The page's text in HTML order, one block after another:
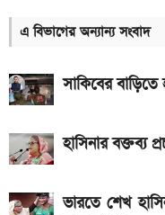
সরকারি কর্মচারীদের
আজকের স্বর্ণের
এসএসসি ও সমমানের
সরকারি চাকরিজীবীরা
দেশের বাজারে আজ
এ বিভাগের অন্যান্য সংবাদ
সাকিবের
হাসিনার বক্তব্য
ভারতে শেখ